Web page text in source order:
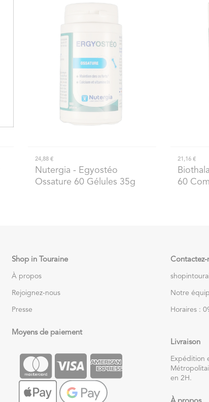
24,88 €
Nutergia - Egyostéo
Ossature 60 Gélules 35g
21,16 €
60
Shop in Touraine
À propos
Rejoignez-nous
Presse
Moyens de paiement
Contactez-
Notre
Horaires :
Livraison
Expédition
en 2H.